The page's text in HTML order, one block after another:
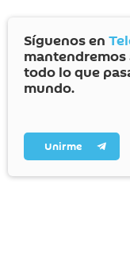
Síguenos en
todo lo que
mundo.
Unirme